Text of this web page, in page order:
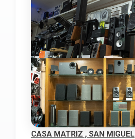
CASA MATRIZ , SAN MIGUEL